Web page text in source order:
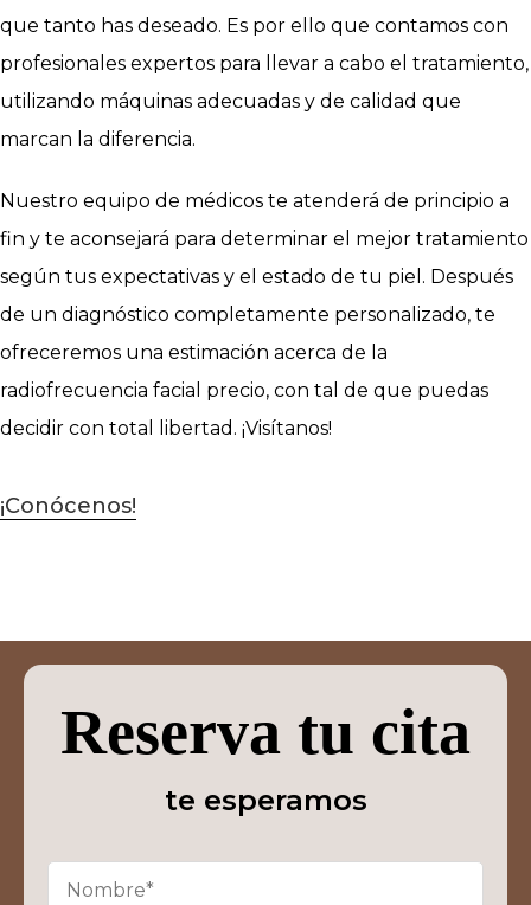
que tanto has deseado. Es por ello que contamos con
profesionales expertos para llevar a cabo el tratamiento,
utilizando máquinas adecuadas y de calidad que
marcan la diferencia.
Nuestro equipo de médicos te atenderá de principio a
fin y te aconsejará para determinar el mejor tratamiento
según tus expectativas y el estado de tu piel. Después
de un diagnóstico completamente personalizado, te
ofreceremos una estimación acerca de la
radiofrecuencia facial precio, con tal de que puedas
decidir con total libertad. ¡Visítanos!
¡Conócenos!
Reserva tu cita
te esperamos